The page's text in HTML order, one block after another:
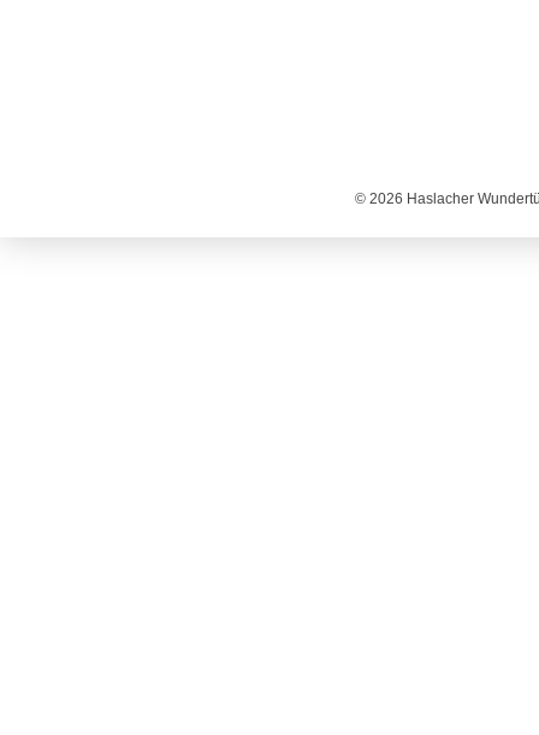
© 2026 Haslacher